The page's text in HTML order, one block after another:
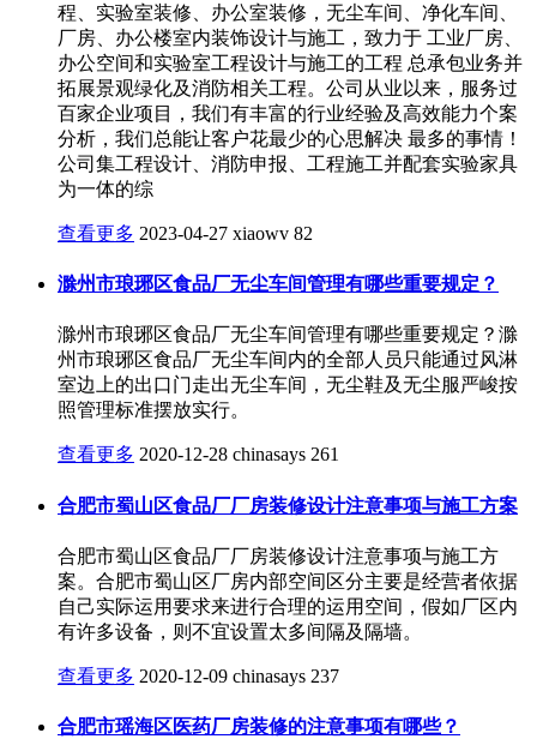
程、实验室装修、办公室装修，无尘车间、净化车间、
厂房、办公楼室内装饰设计与施工，致力于 工业厂房、
办公空间和实验室工程设计与施工的工程 总承包业务并
拓展景观绿化及消防相关工程。公司从业以来，服务过
百家企业项目，我们有丰富的行业经验及高效能力个案
分析，我们总能让客户花最少的心思解决 最多的事情！
公司集工程设计、消防申报、工程施工并配套实验家具
为一体的综
查看更多 2023-04-27 xiaowv 82
滁州市琅琊区食品厂无尘车间管理有哪些重要规定？
滁州市琅琊区食品厂无尘车间管理有哪些重要规定？滁
州市琅琊区食品厂无尘车间内的全部人员只能通过风淋
室边上的出口门走出无尘车间，无尘鞋及无尘服严峻按
照管理标准摆放实行。
查看更多 2020-12-28 chinasays 261
合肥市蜀山区食品厂厂房装修设计注意事项与施工方案
合肥市蜀山区食品厂厂房装修设计注意事项与施工方
案。合肥市蜀山区厂房内部空间区分主要是经营者依据
自己实际运用要求来进行合理的运用空间，假如厂区内
有许多设备，则不宜设置太多间隔及隔墙。
查看更多 2020-12-09 chinasays 237
合肥市瑶海区医药厂房装修的注意事项有哪些？